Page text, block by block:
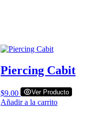
Piercing Cabit
$9.00 Ver Producto
Añadir a la carrito